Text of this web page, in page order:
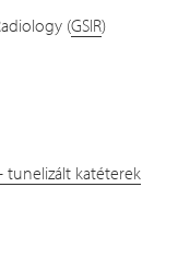
(GSIR)
tunelizált katéterek